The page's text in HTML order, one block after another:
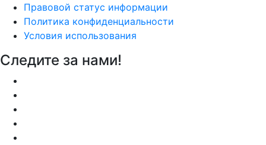
Правовой статус информации
Политика конфиденциальности
Условия использования
Следите за нами!